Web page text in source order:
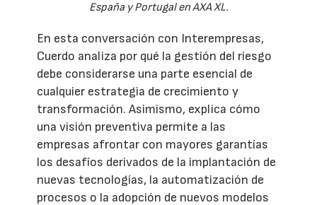
España y Portugal en AXA XL.
En esta conversación con Interempresas,
Cuerdo analiza por qué la gestión del riesgo
debe considerarse una parte esencial de
cualquier estrategia de crecimiento y
transformación. Asimismo, explica cómo
una visión preventiva permite a las
empresas afrontar con mayores garantías
los desafíos derivados de la implantación de
nuevas tecnologías, la automatización de
procesos o la adopción de nuevos modelos